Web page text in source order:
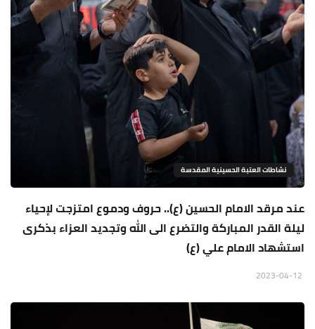
نشاطات العتبة الحسينية المقدسة
عند مرقد الامام الحسين (ع).. حروف ودموع امتزجت لإحياء
ليلة القدر المباركة والتضرع الى الله وتجديد العزاء بذكرى
استشهاد الامام علي (ع)